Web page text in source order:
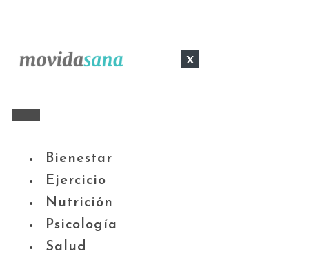
x
Bienestar
Ejercicio
Nutrición
Psicología
Salud